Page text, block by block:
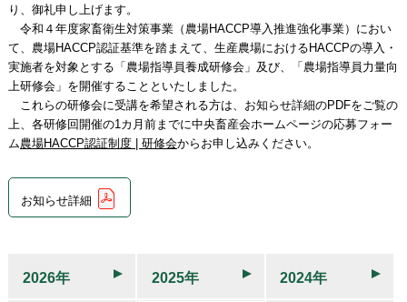
り、御礼申し上げます。
令和４年度家畜衛生対策事業（農場HACCP導入推進強化事業）におい
て、農場HACCP認証基準を踏まえて、生産農場におけるHACCPの導入・
実施者を対象とする「農場指導員養成研修会」及び、「農場指導員力量向
上研修会」を開催することといたしました。
これらの研修会に受講を希望される方は、お知らせ詳細のPDFをご覧の
上、各研修回開催の1カ月前までに中央畜産会ホームページの応募フォー
ム農場HACCP認証制度 | 研修会からお申し込みください。
お知らせ詳細
2026年 2025年 2024年